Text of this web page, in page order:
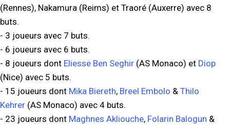
(Rennes), Nakamura (Reims) et Traoré (Auxerre) avec 8
buts.
- 3 joueurs avec 7 buts.
- 6 joueurs avec 6 buts.
- 8 joueurs dont Eliesse Ben Seghir (AS Monaco) et Diop
(Nice) avec 5 buts.
- 15 joueurs dont Mika Biereth, Breel Embolo & Thilo
Kehrer (AS Monaco) avec 4 buts.
- 23 joueurs dont Maghnes Akliouche, Folarin Balogun &